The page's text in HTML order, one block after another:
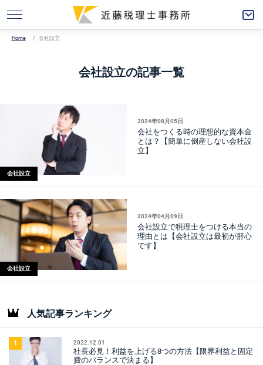
Home 会社設立
会社設立の記事一覧
2024年08月05日
会社をつくる時の理想的な資本金
とは？【簡単に倒産しない会社設
立】
会社設立
2024年04月09日
会社設立で税理士をつける本当の
理由とは【会社設立は最初が肝心
です】
会社設立
人気記事ランキング
1 2022.12.01
社長必見！利益を上げる8つの方法【限界利益と固定
費のバランスで決まる】